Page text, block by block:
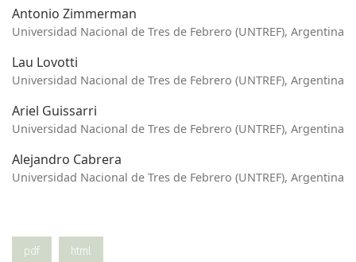
Antonio Zimmerman
Universidad Nacional de Tres de Febrero (UNTREF), Argentina
Lau Lovotti
Universidad Nacional de Tres de Febrero (UNTREF), Argentina
Ariel Guissarri
Universidad Nacional de Tres de Febrero (UNTREF), Argentina
Alejandro Cabrera
Universidad Nacional de Tres de Febrero (UNTREF), Argentina
pdf html